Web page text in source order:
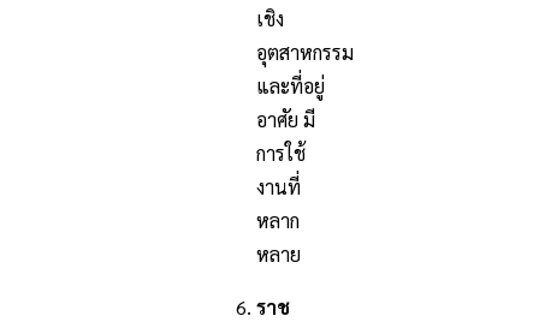
เชิง
อุตสาหกรรม
และที่อยู่
อาศัย มี
การใช้
งานที่
หลาก
หลาย
ราช